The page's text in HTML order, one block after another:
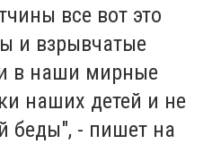
все вот это
и взрывчатые
в наши мирные
наших детей и не
беды", - пишет на